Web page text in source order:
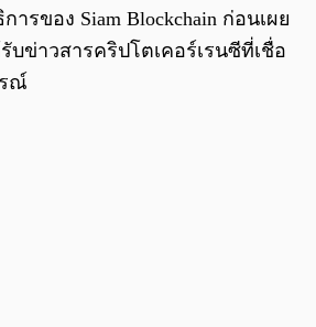
รของ Siam Blockchain ก่อนเผย
บข่าวสารคริปโตเคอร์เรนซีที่เชื่อ
ณ์